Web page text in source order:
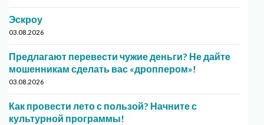
Эскроу
03.08.2026
Предлагают перевести чужие деньги? Не дайте
мошенникам сделать вас «дроппером»!
03.08.2026
Как провести лето с пользой? Начните с
культурной программы!